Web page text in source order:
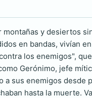
y desiertos
en bandas, vivían
los enemigos",
Gerónimo, jefe
sus enemigos desde
hasta la muerte.